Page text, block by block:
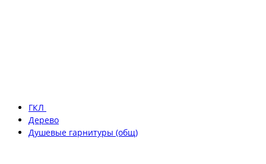
ГКЛ
Дерево
Душевые гарнитуры (общ)